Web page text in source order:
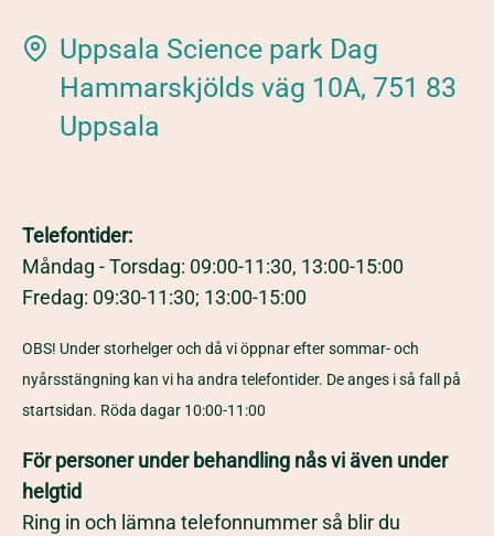
Uppsala Science park Dag
Hammarskjölds väg 10A, 751 83
Uppsala
Telefontider:
Måndag - Torsdag: 09:00-11:30, 13:00-15:00
Fredag: 09:30-11:30; 13:00-15:00
OBS! Under storhelger och då vi öppnar efter sommar- och
nyårsstängning kan vi ha andra telefontider. De anges i så fall på
startsidan. Röda dagar 10:00-11:00
För personer under behandling nås vi även under
helgtid
Ring in och lämna telefonnummer så blir du